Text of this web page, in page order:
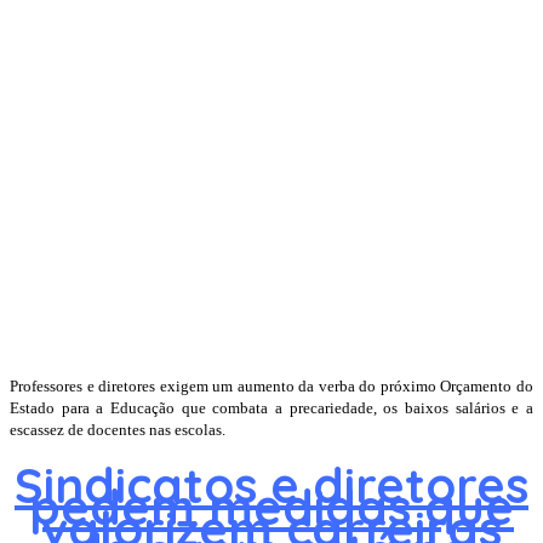
Professores e diretores exigem um aumento da verba do próximo Orçamento do
Estado para a Educação que combata a precariedade, os baixos salários e a
escassez de docentes nas escolas.
Sindicatos e diretores
pedem medidas que
valorizem carreiras